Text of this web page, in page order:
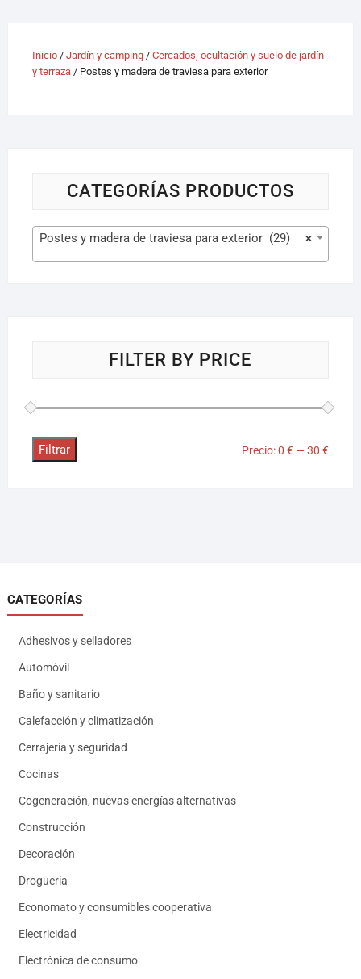
Inicio/ Jardín y camping/ Cercados, ocultación y suelo de jardín
y terraza/ Postes y madera de traviesa para exterior
CATEGORÍAS PRODUCTOS
×
Postes y madera de traviesa para exterior (29)
FILTER BY PRICE
Filtrar Precio:0 € —30 €
CATEGORÍAS
Adhesivos y selladores
Automóvil
Baño y sanitario
Calefacción y climatización
Cerrajería y seguridad
Cocinas
Cogeneración, nuevas energías alternativas
Construcción
Decoración
Droguería
Economato y consumibles cooperativa
Electricidad
Electrónica de consumo